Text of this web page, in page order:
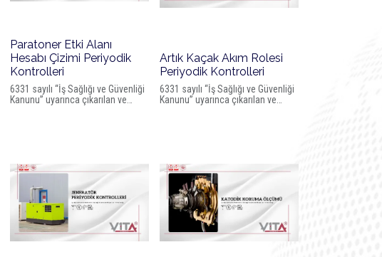
Paratoner Etki Alanı
Hesabı Çizimi Periyodik
Kontrolleri
6331 sayılı “İş Sağlığı ve Güvenliği
Kanunu” uyarınca çıkarılan ve
ekipmanlarının kullanımı ile ilgili
sağlık ve güvenlik yönünden
uyulması gereken asgari şartlar
belirlenmiştir.
Paratoner yıldırımdan korunma
sistemleri uygunsuz yapılmış
ekipmanlarının kusurlu olarak
Artık Kaçak Akım Rolesi
Periyodik Kontrolleri
6331 sayılı “İş Sağlığı ve Güvenliği
Kanunu” uyarınca çıkarılan ve
ekipmanlarının kullanımı ile ilgili
sağlık ve güvenlik yönünden
uyulması gereken asgari şartlar
belirlenmiştir.
Artık kaçak akım rolesi uygunsuz
panoların kusurlu olarak
kullanılması neticesinde maalesf